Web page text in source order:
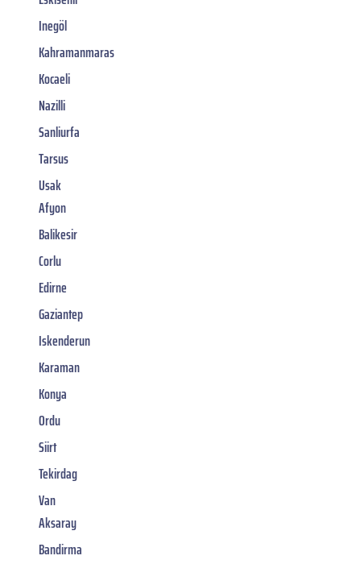
Inegöl
Kahramanmaras
Kocaeli
Nazilli
Sanliurfa
Tarsus
Usak
Afyon
Balikesir
Corlu
Edirne
Gaziantep
Iskenderun
Karaman
Konya
Ordu
Siirt
Tekirdag
Van
Aksaray
Bandirma